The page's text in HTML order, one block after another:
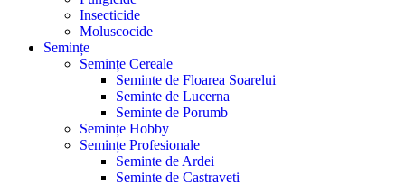
Insecticide
Moluscocide
Semințe
Semințe Cereale
Seminte de Floarea Soarelui
Seminte de Lucerna
Seminte de Porumb
Semințe Hobby
Semințe Profesionale
Seminte de Ardei
Seminte de Castraveti